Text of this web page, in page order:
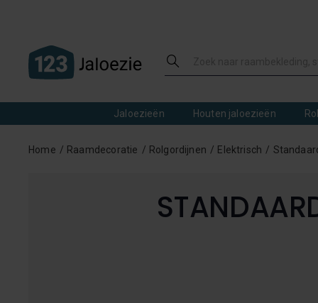
Jaloezieën Houten jaloezieën
Home Raamdecoratie Rolgordijnen Elektrisch